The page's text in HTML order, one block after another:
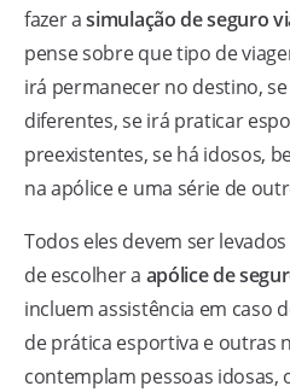
fazer asimulação de seguro
pense sobre que tipo de
irá permanecer no destino,
diferentes, se irá praticar
preexistentes, se há idosos,
na apólice e uma série de
Todos eles devem ser
de escolher a apólice de
incluem assistência em caso
de prática esportiva e outras
contemplam pessoas idosas,